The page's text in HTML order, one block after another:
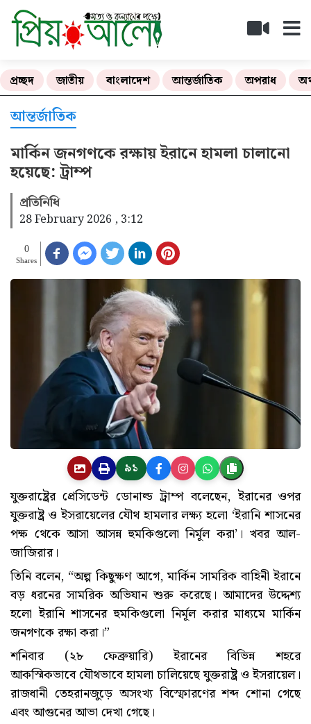
প্রচ্ছদ জাতীয় বাংলাদেশ আন্তর্জাতিক অপরাধ
আন্তর্জাতিক
মার্কিন জনগণকে রক্ষায় ইরানে হামলা চালানো
হয়েছে: ট্রাম্প
প্রতিনিধি
28 February 2026 , 3:12
0
Shares
৯১
যুক্তরাষ্ট্রের প্রেসিডেন্ট ডোনাল্ড ট্রাম্প বলেছেন, ইরানের ওপর
যুক্তরাষ্ট্র ও ইসরায়েলের যৌথ হামলার লক্ষ্য হলো ‘ইরানি শাসনের
পক্ষ থেকে আসা আসন্ন হুমকিগুলো নির্মূল করা’। খবর আল-
জাজিরার।
তিনি বলেন, “অল্প কিছুক্ষণ আগে, মার্কিন সামরিক বাহিনী ইরানে
বড় ধরনের সামরিক অভিযান শুরু করেছে। আমাদের উদ্দেশ্য
হলো ইরানি শাসনের হুমকিগুলো নির্মূল করার মাধ্যমে মার্কিন
জনগণকে রক্ষা করা।”
শনিবার (২৮ ফেব্রুয়ারি) ইরানের বিভিন্ন শহরে
আকস্মিকভাবে যৌথভাবে হামলা চালিয়েছে যুক্তরাষ্ট্র ও ইসরায়েল।
রাজধানী তেহরানজুড়ে অসংখ্য বিস্ফোরণের শব্দ শোনা গেছে
এবং আগুনের আভা দেখা গেছে।